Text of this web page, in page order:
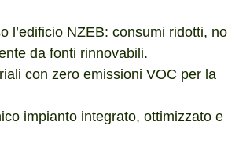
l’edificio NZEB: consumi ridotti, no
da fonti rinnovabili.
con zero emissioni VOC per la
impianto integrato, ottimizzato e